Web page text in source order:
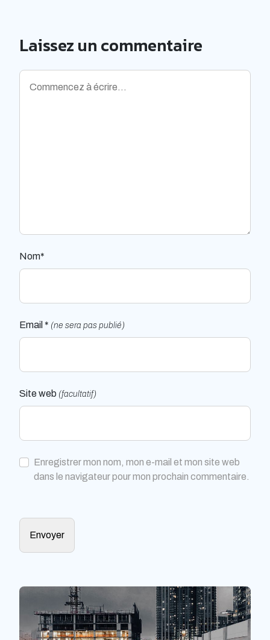
Laissez un commentaire
Nom*
Email * (ne sera pas publié)
Site web (facultatif)
Enregistrer mon nom, mon e-mail et mon site web
dans le navigateur pour mon prochain commentaire.